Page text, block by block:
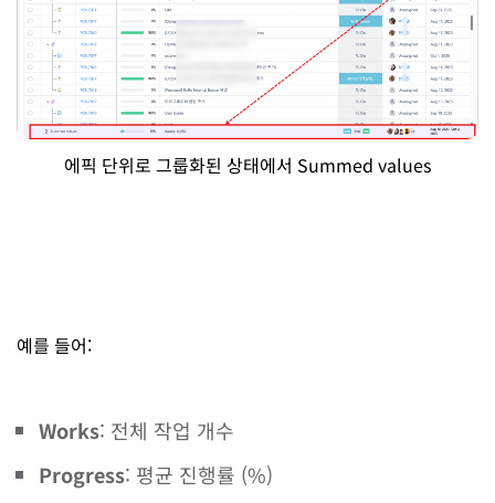
에픽 단위로 그룹화된 상태에서 Summed values
예를 들어:
Works: 전체 작업 개수
Progress: 평균 진행률 (%)